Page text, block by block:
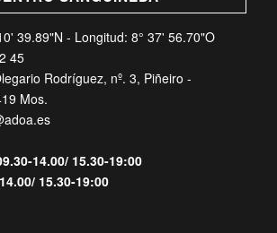
39.89"N - Longitud: 8° 37' 56.70"O
45
Rodríguez, nº. 3, Piñeiro -
Mos.
14.00/ 15.30-19:00
15.30-19:00